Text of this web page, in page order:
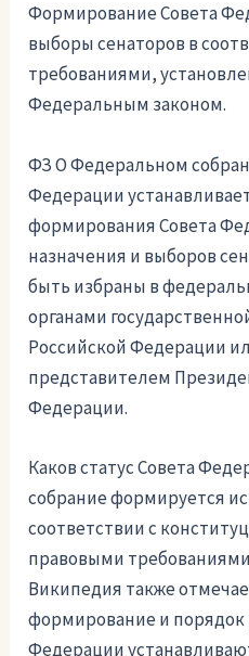
Формирование Совета
выборы сенаторов в
требованиями,
Федеральным законом.
ФЗ О Федеральном
Федерации
формирования Совета
назначения и выборов
быть избраны в
органами
Российской Федерации
представителем
Федерации.
Каков статус Совета
собрание формируется
соответствии с
правовыми
Википедия также
формирование и порядок
Федерации